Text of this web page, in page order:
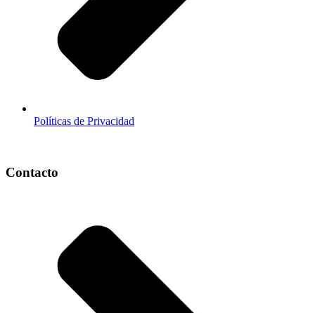
Políticas de Privacidad
Contacto